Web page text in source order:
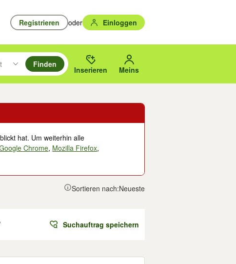
Registrieren oder Einloggen
durchsuchen und mit Eingabetaste auswählen.
um zu suchen, oder Vorschläge mit den Pfeiltasten nach oben/
des gewählten Orts oder PLZ.
Finden
Inserieren Meins
hat. Um weiterhin alle
Chrome, Mozilla Firefox,
Sortieren nach:Neueste
Suchauftrag speichern